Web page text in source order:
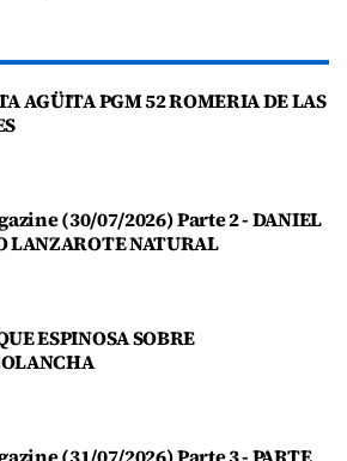
AGÜITA PGM 52 ROMERIA DE LAS
(30/07/2026) Parte 2 - DANIEL
LANZAROTE NATURAL
ESPINOSA SOBRE